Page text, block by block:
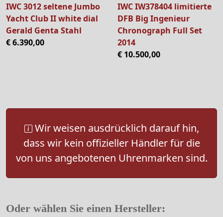
IWC 3012 seltene Jumbo
Yacht Club II white dial
Gerald Genta Stahl
€ 6.390,00
IWC IW378404 limitierte
DFB Big Ingenieur
Chronograph Full Set
2014
€ 10.500,00
Wir weisen ausdrücklich darauf hin,
dass wir kein offizieller Händler für die
von uns angebotenen Uhrenmarken sind.
Oder wählen Sie einen Hersteller: